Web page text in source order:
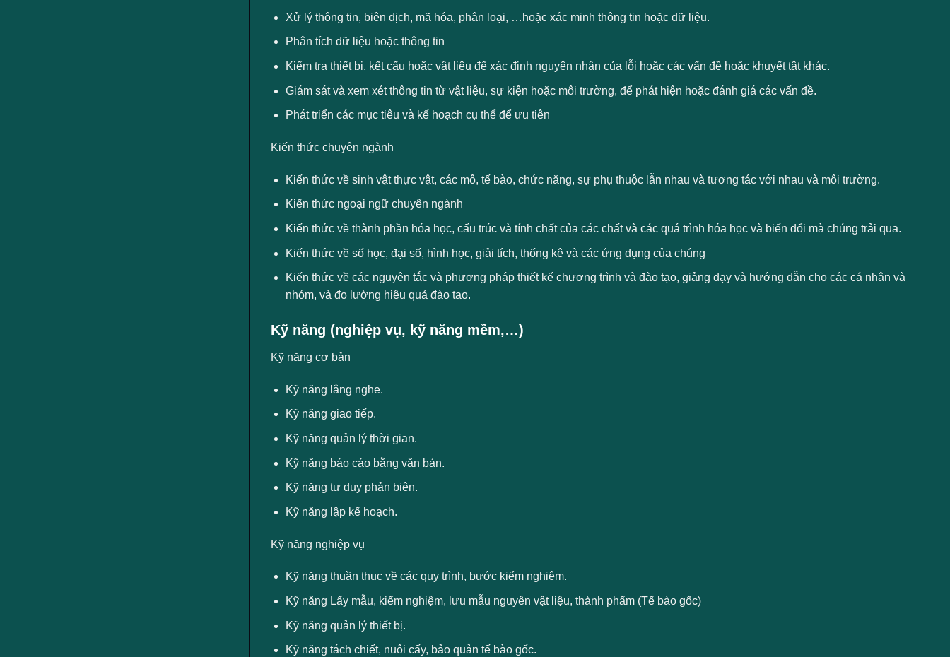
Xử lý thông tin, biên dịch, mã hóa, phân loại, …hoặc xác minh thông tin hoặc dữ liệu.
Phân tích dữ liệu hoặc thông tin
Kiểm tra thiết bị, kết cấu hoặc vật liệu để xác định nguyên nhân của lỗi hoặc các vấn đề hoặc khuyết tật khác.
Giám sát và xem xét thông tin từ vật liệu, sự kiện hoặc môi trường, để phát hiện hoặc đánh giá các vấn đề.
Phát triển các mục tiêu và kế hoạch cụ thể để ưu tiên
Kiến thức chuyên ngành
Kiến thức về sinh vật thực vật, các mô, tế bào, chức năng, sự phụ thuộc lẫn nhau và tương tác với nhau và môi trường.
Kiến thức ngoại ngữ chuyên ngành
Kiến thức về thành phần hóa học, cấu trúc và tính chất của các chất và các quá trình hóa học và biến đổi mà chúng trải qua.
Kiến thức về số học, đại số, hình học, giải tích, thống kê và các ứng dụng của chúng
Kiến thức về các nguyên tắc và phương pháp thiết kế chương trình và đào tạo, giảng dạy và hướng dẫn cho các cá nhân và
nhóm, và đo lường hiệu quả đào tạo.
Kỹ năng (nghiệp vụ, kỹ năng mềm,…)
Kỹ năng cơ bản
Kỹ năng lắng nghe.
Kỹ năng giao tiếp.
Kỹ năng quản lý thời gian.
Kỹ năng báo cáo bằng văn bản.
Kỹ năng tư duy phản biện.
Kỹ năng lập kế hoạch.
Kỹ năng nghiệp vụ
Kỹ năng thuần thục về các quy trình, bước kiểm nghiệm.
Kỹ năng Lấy mẫu, kiểm nghiệm, lưu mẫu nguyên vật liệu, thành phẩm (Tế bào gốc)
Kỹ năng quản lý thiết bị.
Kỹ năng tách chiết, nuôi cấy, bảo quản tế bào gốc.